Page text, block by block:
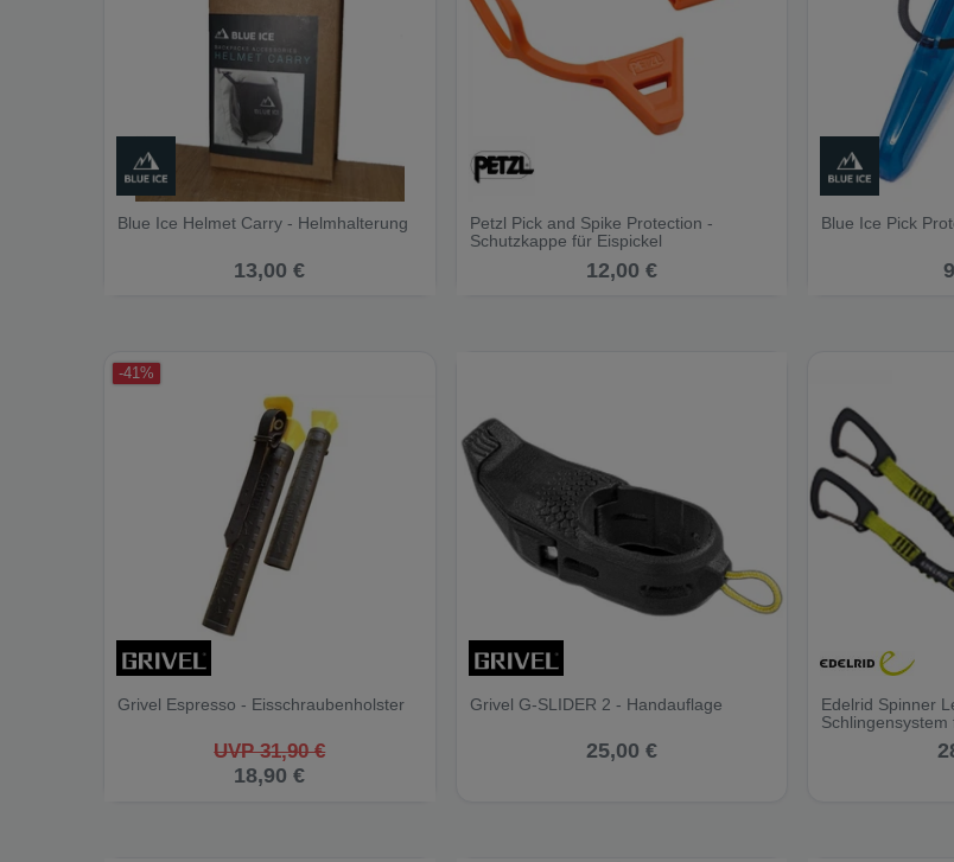
Blue Ice Helmet Carry - Helmhalterung
13,00 €
Petzl Pick and Spike Protection -
Schutzkappe für Eispickel
12,00 €
Blue Ice Pick
-41%
Grivel Espresso - Eisschraubenholster
UVP 31,90 €
18,90 €
Grivel G-SLIDER 2 - Handauflage
25,00 €
Edelrid Spinner
Schlingensystem